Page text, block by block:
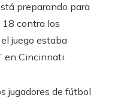
preparando para
18 contra los
juego estaba
en Cincinnati.
jugadores de fútbol